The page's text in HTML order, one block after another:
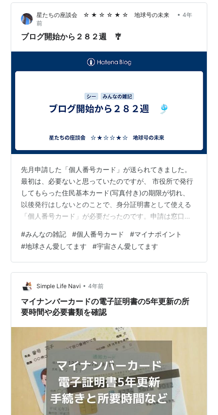
業務に関する法律施行規則（平成十五年総務省令第百二
十号）（署名利用者符号及び署名利用者検証符号を記録
する電磁的記録媒体）第七条 法第三条第四項…
星たちの座談会 ☆ ★ ☆ ☆ ★ ☆ 地球号の未来 • 4年
前
ブログ開始から２８２週 🎐
先月申請した「個人番号カード」が送られてきました。
最初は、必要ないと思っていたのですが、 市役所で発行
してもらった住民基本カード(写真付き)の期限が切れ、
以後発行はしないとのことで、身分証明書として使える
「個人番号カード」が必要だったのです。申請は窓口で
た。お蔭でマイナポイント20000円分ゲット！できまし
た。ちょっと嬉しいプレゼントでした🎵地球さん🌏あり
がとうございます愛しています💞 にほんブログ村
#みんなの雑記 #個人番号カード #マイナポイント
#地球さん愛してます #宇宙さん愛してます
Simple Life Navi • 4年前
マイナンバーカードの電子証明書の5年更新の所
要時間や必要書類を確認